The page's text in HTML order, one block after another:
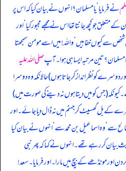
نے فرمایا ‘ یا مسلمان؟ انہوں نے بیان کیا کہ اس پر
جو کچھ جانتا تھا اس نے مجھے مجبور کیا ‘ اور
سے کیوں خفا ہیں ‘ واللہ! میں اسے مومن سمجھتا
مسلمان؟ تین مرتبہ ایسا ہی ہوا۔ آپصلی اللہ علیہ
دوسرے کو نظر انداز کر جاتا ہوں) حالانکہ وہ دوسرا
کیونکہ (جس کو میں دیتا ہوں نہ دینے کی صورت میں)
کے بل گھسیٹ کر جہنم میں نہ ڈال دیا جائے۔ اور
سے ‘ وہ اسماعیل بن محمد سے ‘ انہوں نے بیان کیا
بیان کر رہے تھے۔ انہوں نے کہا کہ پھر نبی
اور مونڈھے کے بیچ میں مارا۔ اور فرمایا۔ سعد!